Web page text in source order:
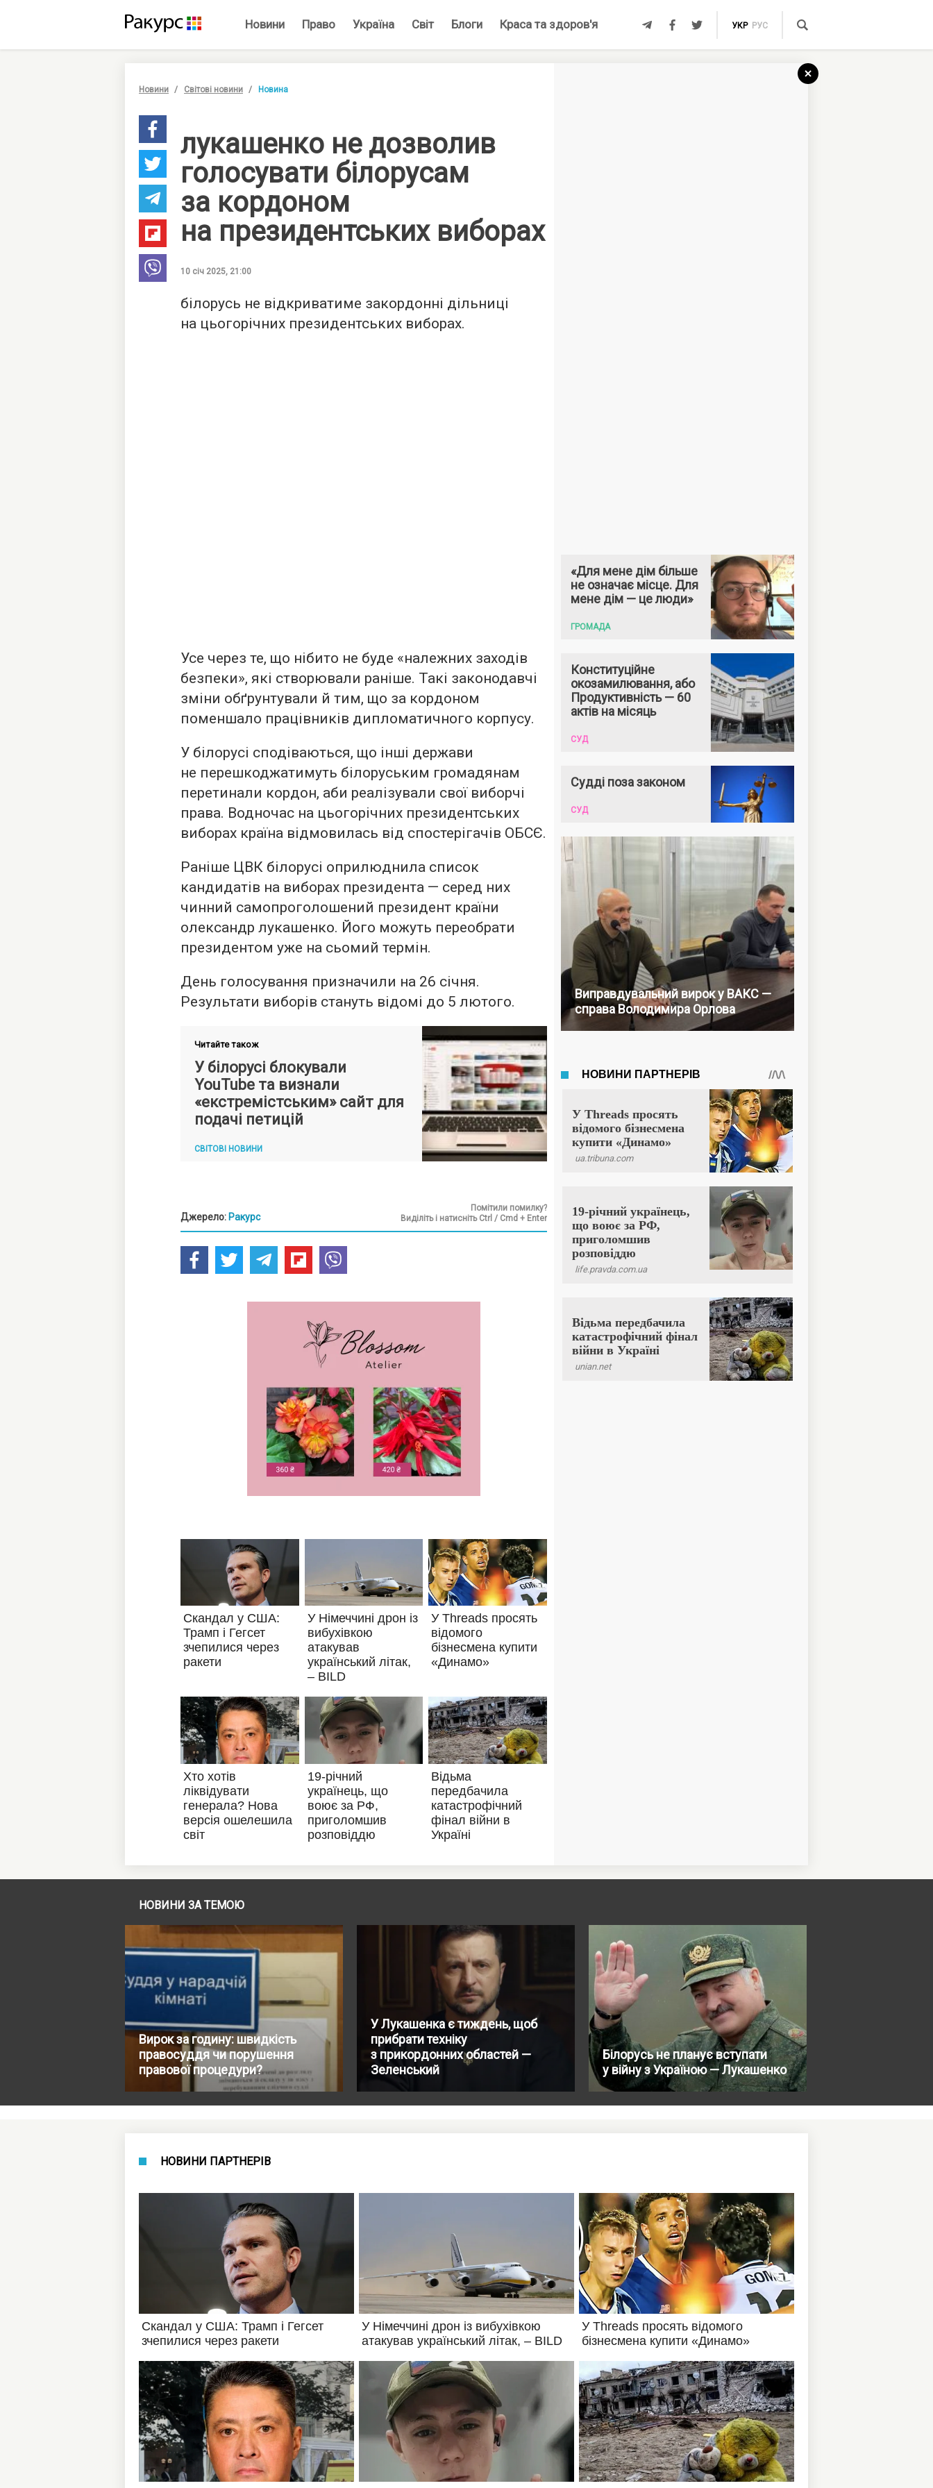
Новини Право Україна Світ Блоги Краса та здоров'я УКР РУС
Новини Світові новини Новина
лукашенко не дозволив
голосувати білорусам
за кордоном
на президентських виборах
10 січ 2025, 21:00
білорусь не відкриватиме закордонні дільниці
на цьогорічних президентських виборах.
Усе через те, що нібито не буде «належних заходів
безпеки», які створювали раніше. Такі законодавчі
зміни обґрунтували й тим, що за кордоном
поменшало працівників дипломатичного корпусу.
У білорусі сподіваються, що інші держави
не перешкоджатимуть білоруським громадянам
перетинали кордон, аби реалізували свої виборчі
права. Водночас на цьогорічних президентських
виборах країна відмовилась від спостерігачів ОБСЄ.
Раніше ЦВК білорусі оприлюднила список
кандидатів на виборах президента — серед них
чинний самопроголошений президент країни
олександр лукашенко. Його можуть переобрати
президентом уже на сьомий термін.
День голосування призначили на 26 січня.
Результати виборів стануть відомі до 5 лютого.
Читайте також
У білорусі блокували
YouTube та визнали
«екстремістським» сайт для
подачі петицій
СВІТОВІ НОВИНИ
Джерело: Ракурс
Помітили помилку?
Виділіть і натисніть Ctrl / Cmd + Enter
«Для мене дім більше
не означає місце. Для
мене дім — це люди»
ГРОМАДА
Конституційне
окозамилювання, або
Продуктивність — 60
актів на місяць
СУД
Судді поза законом
СУД
Виправдувальний вирок у ВАКС —
справа Володимира Орлова
НОВИНИ ЗА ТЕМОЮ
Вирок за годину: швидкість
правосуддя чи порушення
правової процедури?
У Лукашенка є тиждень, щоб
прибрати техніку
з прикордонних областей —
Зеленський
Білорусь не планує вступати
у війну з Україною — Лукашенко
НОВИНИ ПАРТНЕРІВ